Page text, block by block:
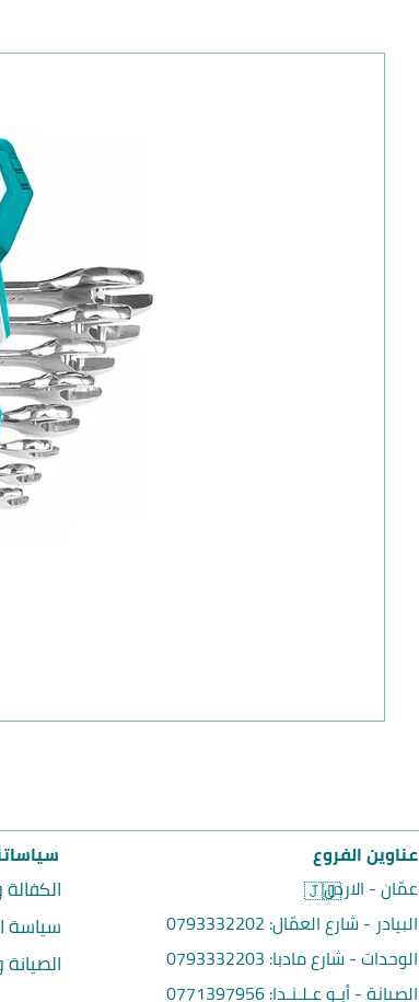
الكفالة
سياسة
عناوين الفروع
🇯🇴عمّان - الاردن
البيادر - شارع العمّال: 0793332202
الوحدات - شارع مادبا: 0793332203
الصيانة - أبـو عـلـنـدا:0771397956